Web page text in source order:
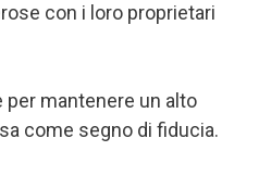
con i loro proprietari
mantenere un alto
come segno di fiducia.